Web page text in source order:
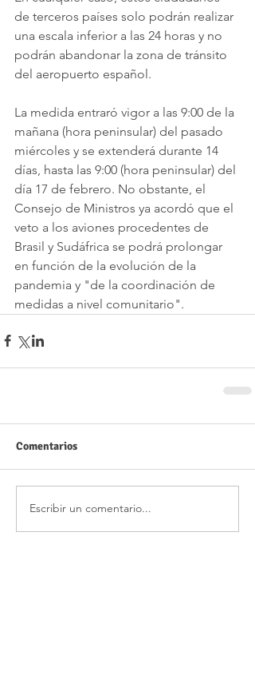
de terceros países solo podrán realizar
una escala inferior a las 24 horas y no
podrán abandonar la zona de tránsito
del aeropuerto español.
La medida entraró vigor a las 9:00 de la
mañana (hora peninsular) del pasado
miércoles y se extenderá durante 14
días, hasta las 9:00 (hora peninsular) del
día 17 de febrero. No obstante, el
Consejo de Ministros ya acordó que el
veto a los aviones procedentes de
Brasil y Sudáfrica se podrá prolongar
en función de la evolución de la
pandemia y "de la coordinación de
medidas a nivel comunitario".
Comentarios
Escribir un comentario...